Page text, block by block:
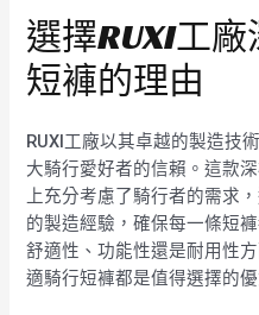
選擇RUXI工
短褲的理由
RUXI工廠以其卓越的製造技
大騎行愛好者的信賴。這款
上充分考慮了騎行者的需求
的製造經驗，確保每一條短
舒適性、功能性還是耐用性
適騎行短褲都是值得選擇的優